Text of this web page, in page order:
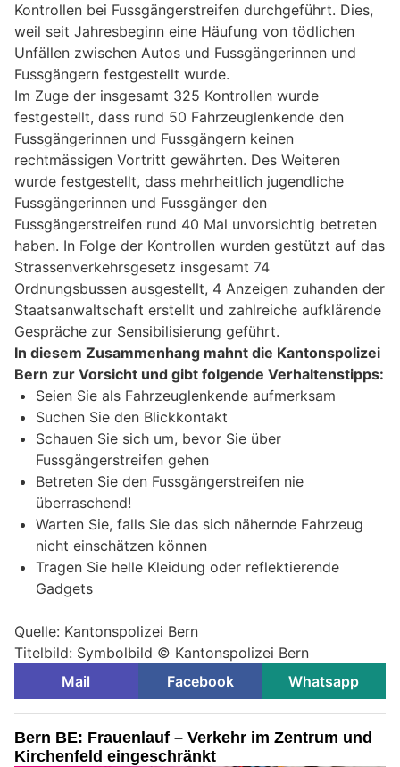
Kontrollen bei Fussgängerstreifen durchgeführt. Dies,
weil seit Jahresbeginn eine Häufung von tödlichen
Unfällen zwischen Autos und Fussgängerinnen und
Fussgängern festgestellt wurde.
Im Zuge der insgesamt 325 Kontrollen wurde
festgestellt, dass rund 50 Fahrzeuglenkende den
Fussgängerinnen und Fussgängern keinen
rechtmässigen Vortritt gewährten. Des Weiteren
wurde festgestellt, dass mehrheitlich jugendliche
Fussgängerinnen und Fussgänger den
Fussgängerstreifen rund 40 Mal unvorsichtig betreten
haben. In Folge der Kontrollen wurden gestützt auf das
Strassenverkehrsgesetz insgesamt 74
Ordnungsbussen ausgestellt, 4 Anzeigen zuhanden der
Staatsanwaltschaft erstellt und zahlreiche aufklärende
Gespräche zur Sensibilisierung geführt.
In diesem Zusammenhang mahnt die Kantonspolizei
Bern zur Vorsicht und gibt folgende Verhaltenstipps:
Seien Sie als Fahrzeuglenkende aufmerksam
Suchen Sie den Blickkontakt
Schauen Sie sich um, bevor Sie über
Fussgängerstreifen gehen
Betreten Sie den Fussgängerstreifen nie
überraschend!
Warten Sie, falls Sie das sich nähernde Fahrzeug
nicht einschätzen können
Tragen Sie helle Kleidung oder reflektierende
Gadgets
Quelle: Kantonspolizei Bern
Titelbild: Symbolbild © Kantonspolizei Bern
Mail
Facebook Whatsapp
Bern BE: Frauenlauf – Verkehr im Zentrum und
Kirchenfeld eingeschränkt